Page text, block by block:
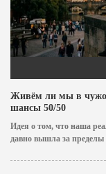
Живём ли мы в
шансы 50/50
Идея о том, что наша
давно вышла за